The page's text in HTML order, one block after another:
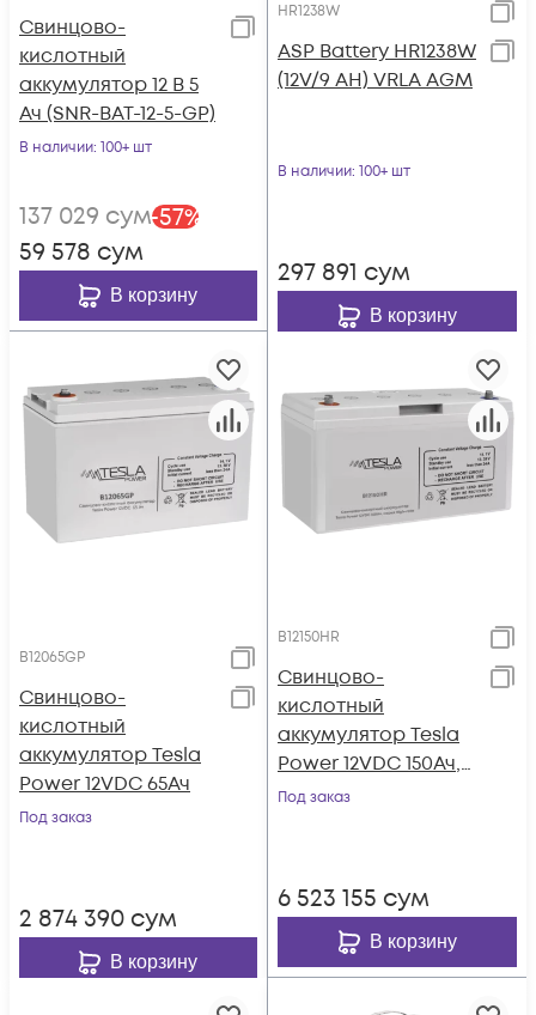
Свинцово-
кислотный
аккумулятор 12 В 5
Ач (SNR-BAT-12-5-GP)
В наличии: 100+ шт
137 029 сум-57%
59 578 сум
В корзину
HR1238W
ASP Battery HR1238W
(12V/9 AH) VRLA AGM
В наличии: 100+ шт
297 891 сум
В корзину
B12065GP
Свинцово-
кислотный
аккумулятор Tesla
Power 12VDC 65Ач
Под заказ
2 874 390 сум
В корзину
B12150HR
Свинцово-
кислотный
аккумулятор Tesla
Power 12VDC 150Ач,
серия High-rate
Под заказ
6 523 155 сум
В корзину